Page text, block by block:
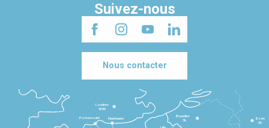
Suivez-nous
Nous contacter
Lille
Bruxelles
3h
Londres
3h30
Newhaven
Portsmouth
Bonn
5h